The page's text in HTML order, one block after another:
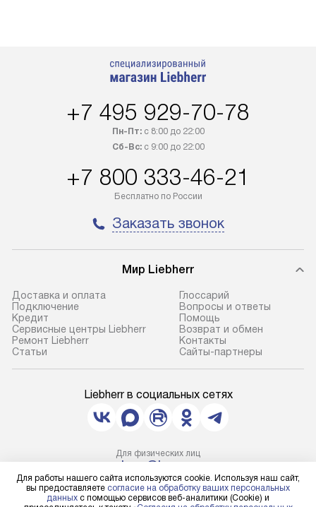
+7 495 929-70-78
Пн-Пт:с 8:00 до 22:00
Сб-Вс:с 9:00 до 22:00
+7 800 333-46-21
Бесплатно по России
Заказать звонок
Мир Liebherr
Доставка и оплата
Подключение
Кредит
Сервисные центры Liebherr
Ремонт Liebherr
Cтатьи
Глоссарий
Вопросы и ответы
Помощь
Возврат и обмен
Контакты
Сайты-партнеры
Liebherr в социальных сетях
Для физических лиц
shop@l-rus.ru
Для юридических лиц
business@kvalitet.company
Для работы нашего сайта используются cookie. Используя наш сайт,
вы предоставляете согласие на обработку ваших персональных
данных с помощью сервисов веб-аналитики (Cookie) и